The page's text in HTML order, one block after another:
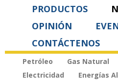
PRODUCTOS
OPINIÓN
CONTÁCTENOS
Petróleo Gas Natural
Electricidad
Energías